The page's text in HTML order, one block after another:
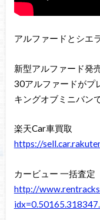
アルファードとシエ
新型アルファード発
30アルファードがプ
キングオブミニバン
楽天Car車買取
https://
カービュー 一括査定
http://